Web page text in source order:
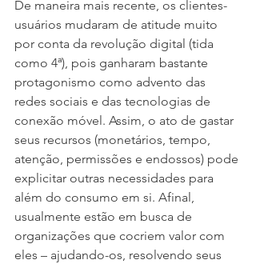
De maneira mais recente, os clientes-
usuários mudaram de atitude muito
por conta da revolução digital (tida
como 4ª), pois ganharam bastante
protagonismo como advento das
redes sociais e das tecnologias de
conexão móvel. Assim, o ato de gastar
seus recursos (monetários, tempo,
atenção, permissões e endossos) pode
explicitar outras necessidades para
além do consumo em si. Afinal,
usualmente estão em busca de
organizações que cocriem valor com
eles – ajudando-os, resolvendo seus